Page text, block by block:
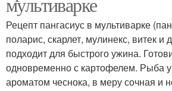
Рецепт пангасиус в мультиварке
поларис, скарлет, мулинекс, витек и
подходит для быстрого ужина.
одновременно с картофелем. Рыба у
ароматом чеснока, в меру сочная и